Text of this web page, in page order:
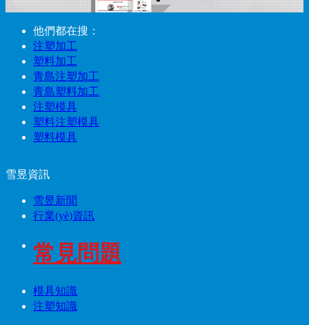
他們都在搜：
注塑加工
塑料加工
青島注塑加工
青島塑料加工
注塑模具
塑料注塑模具
塑料模具
雪昱資訊
雪昱新聞
行業(yè)資訊
常見問題
模具知識
注塑知識